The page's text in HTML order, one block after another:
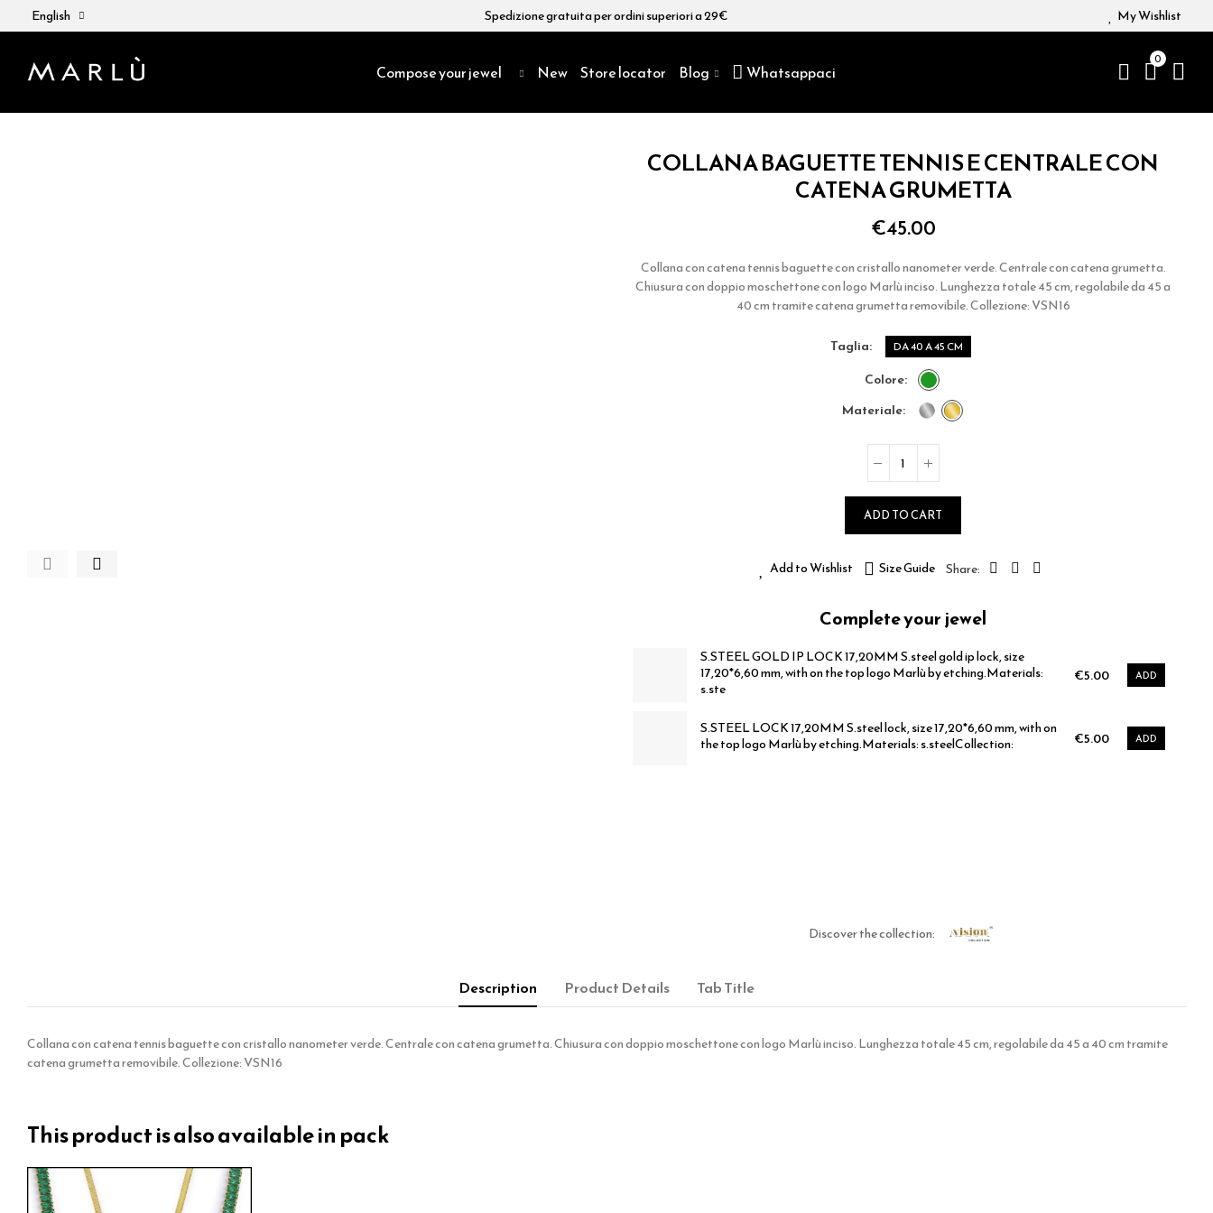
English Spedizione gratuita per ordini superiori a 29€ My Wishlist
Compose your jewel New Store locator Blog Whatsappaci
0
COLLANA BAGUETTE TENNIS E CENTRALE CON
CATENA GRUMETTA
€45.00
Collana con catena tennis baguette con cristallo nanometer verde. Centrale con catena grumetta.
Chiusura con doppio moschettone con logo Marlù inciso. Lunghezza totale 45 cm, regolabile da 45 a
40 cm tramite catena grumetta removibile. Collezione: VSN16
taglia DA 40 A 45 CM
colore
materiale
ADD TO CART
Add to Wishlist Size Guide
Complete your jewel
S.STEEL GOLD IP LOCK 17,20MM S.steel gold ip lock, size
17,20*6,60 mm, with on the top logo Marlù by etching.Materials:
s.ste
€5.00 ADD
S.STEEL LOCK 17,20MM S.steel lock, size 17,20*6,60 mm, with on
the top logo Marlù by etching.Materials: s.steelCollection:
€5.00 ADD
Discover the collection:
Description Product Details Tab Title
Collana con catena tennis baguette con cristallo nanometer verde. Centrale con catena grumetta. Chiusura con doppio moschettone con logo Marlù inciso. Lunghezza totale 45 cm, regolabile da 45 a 40 cm tramite
catena grumetta removibile. Collezione: VSN16
This product is also available in pack